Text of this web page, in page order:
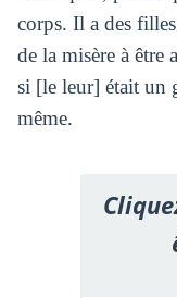
corps. Il a des
de la misère à être
si [le leur] était un
même.